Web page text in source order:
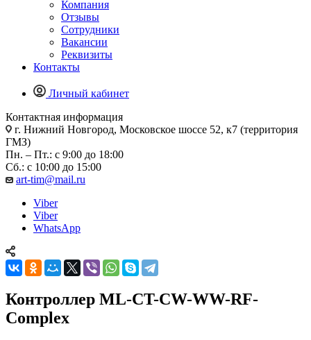
Компания
Отзывы
Сотрудники
Вакансии
Реквизиты
Контакты
Личный кабинет
Контактная информация
г. Нижний Новгород, Московское шоссе 52, к7 (территория
ГМЗ)
Пн. – Пт.: с 9:00 до 18:00
Сб.: с 10:00 до 15:00
art-tim@mail.ru
Viber
Viber
WhatsApp
Контроллер ML-CT-CW-WW-RF-
Complex